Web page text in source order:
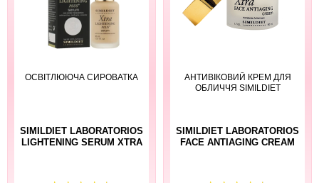
ОСВІТЛЮЮЧА СИРОВАТКА
SIMILDIET LABORATORIOS
LIGHTENING SERUM XTRA
АНТИВІКОВИЙ КРЕМ ДЛЯ
ОБЛИЧЧЯ SIMILDIET
SIMILDIET LABORATORIOS
FACE ANTIAGING CREAM